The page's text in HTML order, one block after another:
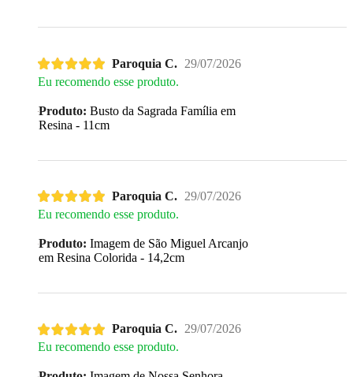
Paroquia C. 29/07/2026
Eu recomendo esse produto.
Produto: Busto da Sagrada Família em
Resina - 11cm
Paroquia C. 29/07/2026
Eu recomendo esse produto.
Produto: Imagem de São Miguel Arcanjo
em Resina Colorida - 14,2cm
Paroquia C. 29/07/2026
Eu recomendo esse produto.